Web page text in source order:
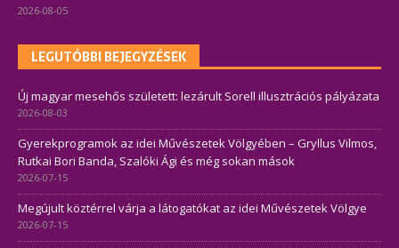
2026-08-05
LEGUTÓBBI BEJEGYZÉSEK
Új magyar mesehős született: lezárult Sorell illusztrációs pályázata
2026-08-03
Gyerekprogramok az idei Művészetek Völgyében – Gryllus Vilmos,
Rutkai Bori Banda, Szalóki Ági és még sokan mások
2026-07-15
Megújult köztérrel várja a látogatókat az idei Művészetek Völgye
2026-07-15